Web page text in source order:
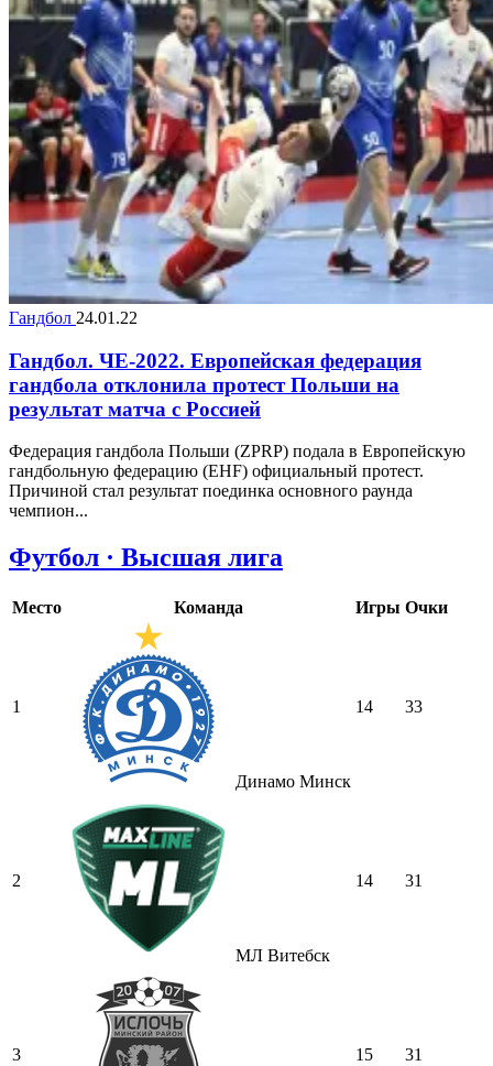
Гандбол 24.01.22
Гандбол. ЧЕ-2022. Европейская федерация
гандбола отклонила протест Польши на
результат матча с Россией
Федерация гандбола Польши (ZPRP) подала в Европейскую
гандбольную федерацию (EHF) официальный протест.
Причиной стал результат поединка основного раунда
чемпион...
Футбол · Высшая лига
Место Команда Игры Очки
1
Динамо Минск
14 33
2
МЛ Витебск
14 31
3 15 31